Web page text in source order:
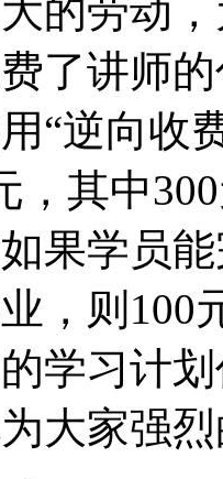
的劳动
了讲师
“逆向收
，其中
果学员
，则100
学习计
大家强